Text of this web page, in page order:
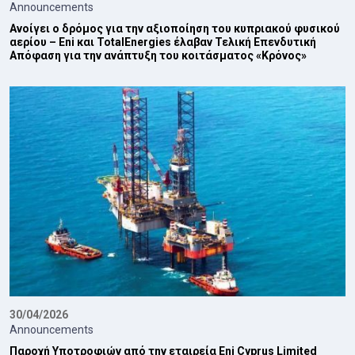
Announcements
Ανοίγει ο δρόμος για την αξιοποίηση του κυπριακού φυσικού
αερίου – Eni και TotalEnergies έλαβαν Τελική Επενδυτική
Απόφαση για την ανάπτυξη του κοιτάσματος «Κρόνος»
30/04/2026
Announcements
Παροχή Υποτροφιών από την εταιρεία Eni Cyprus Limited